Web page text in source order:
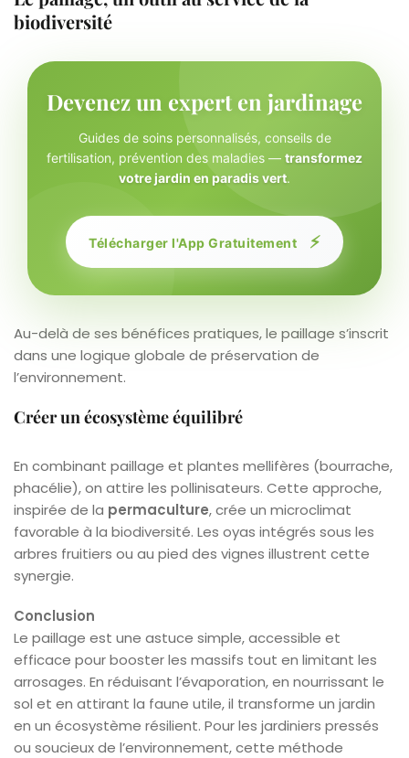
biodiversité
Devenez un expert en jardinage
Guides de soins personnalisés, conseils de
fertilisation, prévention des maladies — transformez
votre jardin en paradis vert.
Télécharger l'App Gratuitement ⚡
Au-delà de ses bénéfices pratiques, le paillage s’inscrit
dans une logique globale de préservation de
l’environnement.
Créer un écosystème équilibré
En combinant paillage et plantes mellifères (bourrache,
phacélie), on attire les pollinisateurs. Cette approche,
inspirée de la permaculture, crée un microclimat
favorable à la biodiversité. Les oyas intégrés sous les
arbres fruitiers ou au pied des vignes illustrent cette
synergie.
Conclusion
Le paillage est une astuce simple, accessible et
efficace pour booster les massifs tout en limitant les
arrosages. En réduisant l’évaporation, en nourrissant le
sol et en attirant la faune utile, il transforme un jardin
en un écosystème résilient. Pour les jardiniers pressés
ou soucieux de l’environnement, cette méthode